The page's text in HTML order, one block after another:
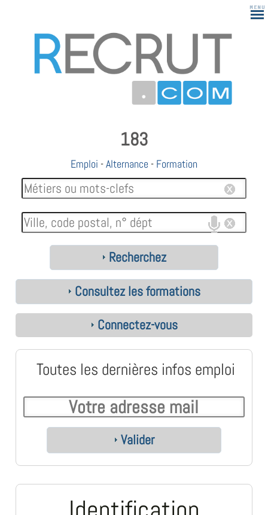
183
Emploi -Alternance - Formation
Recherchez
Consultez les formations
Connectez-vous
Toutes les dernières infos emploi
Valider